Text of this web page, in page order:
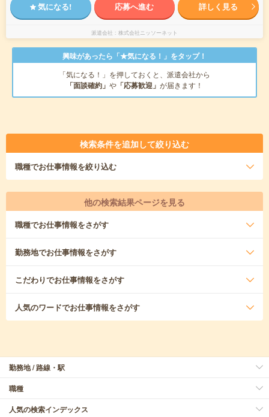
気になる! 応募へ進む 詳しく見る
派遣会社 株式会社ニッソーネット
興味があったら「★気になる！」をタップ！
「気になる！」を押しておくと、派遣会社から
「面談確約」 や 「応募歓迎」 が届きます！
検索条件を追加して絞り込む
職種でお仕事情報を絞り込む
他の検索結果ページを見る
職種でお仕事情報をさがす
勤務地でお仕事情報をさがす
こだわりでお仕事情報をさがす
人気のワードでお仕事情報をさがす
勤務地 / 路線・駅
職種
人気の検索インデックス